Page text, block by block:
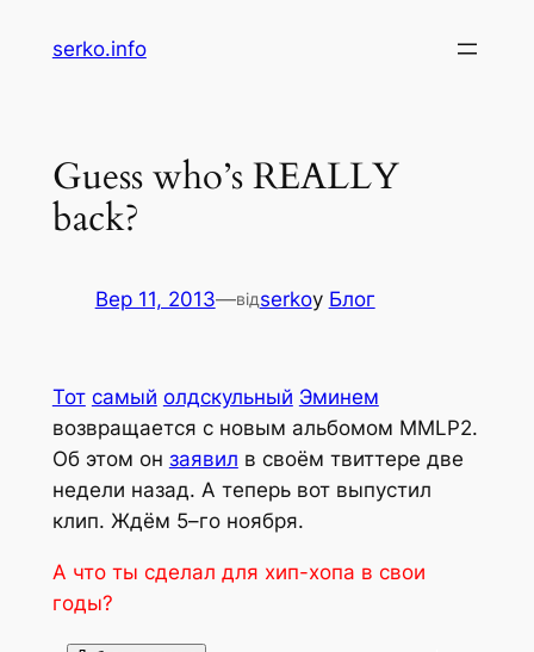
serko.info
Guess who’s REALLY
back?
Вер 11, 2013—відserkoу Блог
Тот самый олдскульный Эминем
возвращается с новым альбомом MMLP2.
Об этом он заявил в своём твиттере две
недели назад. А теперь вот выпустил
клип. Ждём 5–го ноября.
А что ты сделал для хип-хопа в свои
годы?